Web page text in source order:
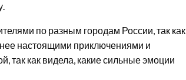
по разным городам России, так как
нее настоящими приключениями и
так как видела, какие сильные эмоции